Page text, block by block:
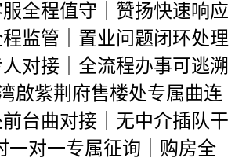
全程值守｜赞扬快速响应
程监管｜置业问题闭环处理
人对接｜全流程办事可逃溯
啟紫荆府售楼处专属曲连
台曲对接｜无中介插队干
一对一专属征询｜购房全